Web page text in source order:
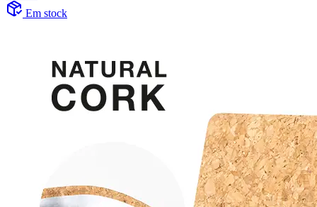
Em stock